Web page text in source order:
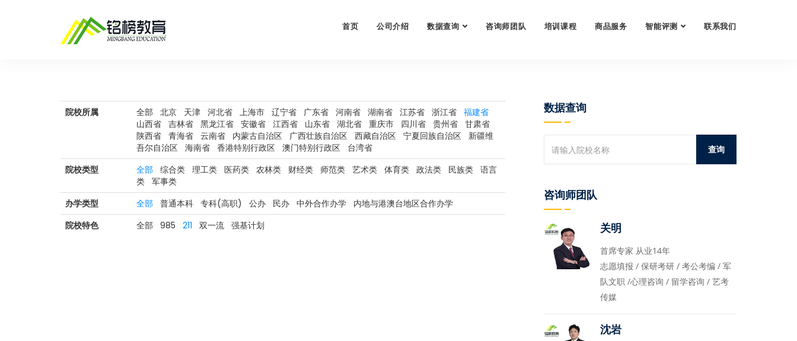
首页 公司介绍 数据查询 咨询师团队 培训课程 商品服务 智能评测 联系我们
院校所属 全部 北京 天津 河北省 上海市 辽宁省 广东省 河南省 湖南省 江苏省 浙江省 福建省
山西省 吉林省 黑龙江省 安徽省 江西省 山东省 湖北省 重庆市 四川省 贵州省 甘肃省
陕西省 青海省 云南省 内蒙古自治区 广西壮族自治区 西藏自治区 宁夏回族自治区 新疆维
吾尔自治区 海南省 香港特别行政区 澳门特别行政区 台湾省
院校类型 全部 综合类 理工类 医药类 农林类 财经类 师范类 艺术类 体育类 政法类 民族类 语言
类 军事类
办学类型 全部 普通本科 专科(高职) 公办 民办 中外合作办学 内地与港澳台地区合作办学
院校特色 全部 985 211 双一流 强基计划
数据查询
咨询师团队
关明
首席专家 从业14年
志愿填报 / 保研考研 / 考公考编 / 军
队文职 /心理咨询 / 留学咨询 / 艺考
传媒
沈岩